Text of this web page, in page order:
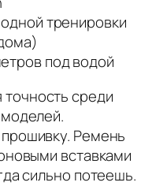
тренировки
под водой
среди
Ремень
вставками
сильно потеешь.